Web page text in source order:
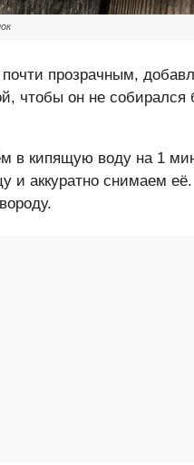
почти прозрачным,
чтобы он не
в кипящую воду на 1
и аккуратно снимаем